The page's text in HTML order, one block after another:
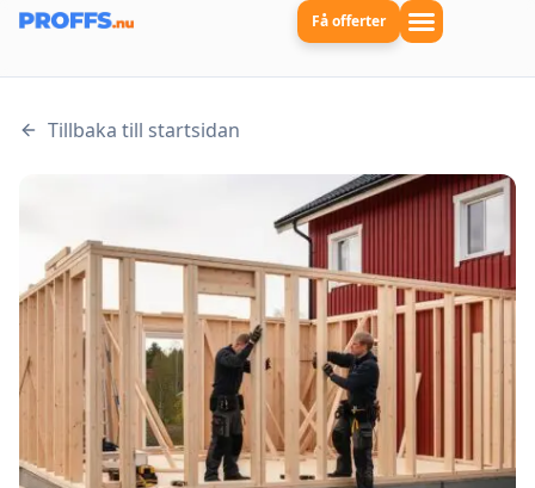
Få offerter
Tillbaka till startsidan